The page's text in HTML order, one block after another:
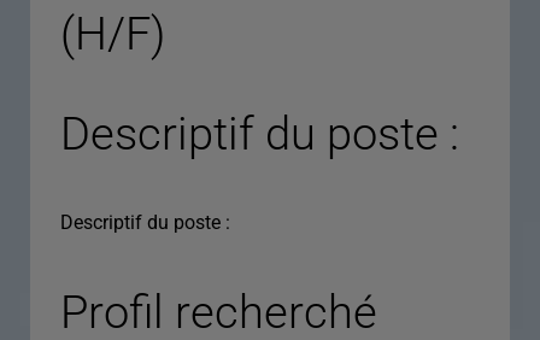
(H/F)
Descriptif du poste :
Descriptif du poste :
Profil recherché